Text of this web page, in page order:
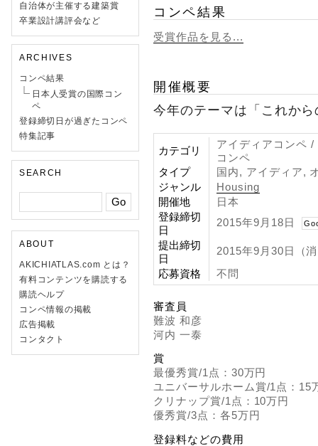
自治体が主催する建築賞
卒業設計講評会など
ARCHIVES
コンペ結果
日本人受賞の国際コン
ペ
登録締切日が過ぎたコンペ
特集記事
SEARCH
ABOUT
AKICHIATLAS.com とは？
有料コンテンツを購読する
購読ヘルプ
コンペ情報の掲載
広告掲載
コンタクト
コンペ結果
受賞作品を見る...
開催概要
今年のテーマは「これか
カテゴリ
アイディアコンペ
コンペ
タイプ
国内, アイディア,
ジャンル
Housing
開催地
日本
登録締切
日
2015年9月18日
提出締切
日
2015年9月30日（
応募資格
不問
審査員
難波 和彦
河内 一泰
賞
最優秀賞/1点：30万円
ユニバーサルホーム賞/1点：15
クリナップ賞/1点：10万円
優秀賞/3点：各5万円
登録料などの費用